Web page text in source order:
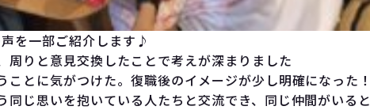
一部ご紹介します♪
周りと意見交換したことで考えが深まりました
とに気がつけた。復職後のイメージが少し明確になった！
同じ思いを抱いている人たちと交流でき、同じ仲間がいると